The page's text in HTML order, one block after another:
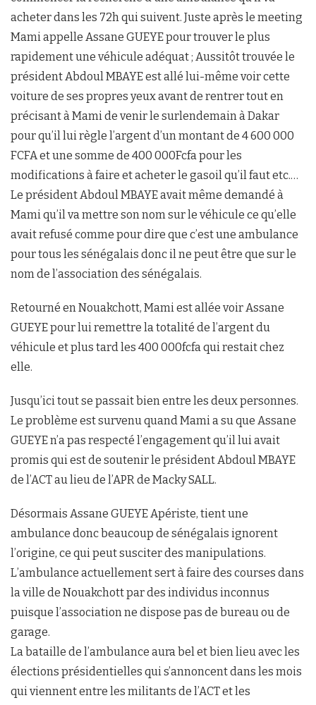
acheter dans les 72h qui suivent. Juste après le meeting
Mami appelle Assane GUEYE pour trouver le plus
rapidement une véhicule adéquat ; Aussitôt trouvée le
président Abdoul MBAYE est allé lui-même voir cette
voiture de ses propres yeux avant de rentrer tout en
précisant à Mami de venir le surlendemain à Dakar
pour qu’il lui règle l’argent d’un montant de 4 600 000
FCFA et une somme de 400 000Fcfa pour les
modifications à faire et acheter le gasoil qu’il faut etc.…
Le président Abdoul MBAYE avait même demandé à
Mami qu’il va mettre son nom sur le véhicule ce qu’elle
avait refusé comme pour dire que c’est une ambulance
pour tous les sénégalais donc il ne peut être que sur le
nom de l’association des sénégalais.
Retourné en Nouakchott, Mami est allée voir Assane
GUEYE pour lui remettre la totalité de l’argent du
véhicule et plus tard les 400 000fcfa qui restait chez
elle.
Jusqu’ici tout se passait bien entre les deux personnes.
Le problème est survenu quand Mami a su que Assane
GUEYE n’a pas respecté l’engagement qu’il lui avait
promis qui est de soutenir le président Abdoul MBAYE
de l’ACT au lieu de l’APR de Macky SALL.
Désormais Assane GUEYE Apériste, tient une
ambulance donc beaucoup de sénégalais ignorent
l’origine, ce qui peut susciter des manipulations.
L’ambulance actuellement sert à faire des courses dans
la ville de Nouakchott par des individus inconnus
puisque l’association ne dispose pas de bureau ou de
garage.
La bataille de l’ambulance aura bel et bien lieu avec les
élections présidentielles qui s’annoncent dans les mois
qui viennent entre les militants de l’ACT et les